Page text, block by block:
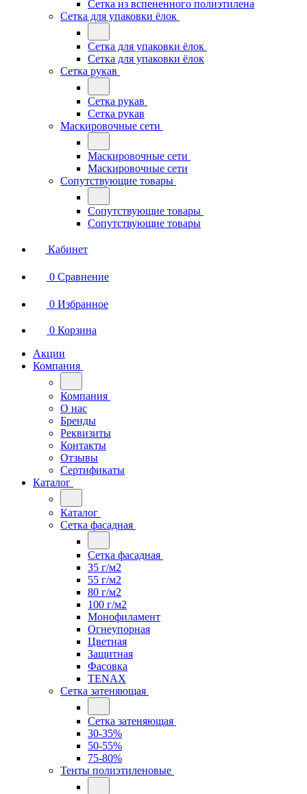
Сетка из вспененного полиэтилена
Сетка для упаковки ёлок
Сетка для упаковки ёлок
Сетка для упаковки ёлок
Сетка рукав
Сетка рукав
Сетка рукав
Маскировочные сети
Маскировочные сети
Маскировочные сети
Сопутствующие товары
Сопутствующие товары
Сопутствующие товары
Кабинет
0 Сравнение
0 Избранное
0 Корзина
Акции
Компания
Компания
О нас
Бренды
Реквизиты
Контакты
Отзывы
Сертификаты
Каталог
Каталог
Сетка фасадная
Сетка фасадная
35 г/м2
55 г/м2
80 г/м2
100 г/м2
Монофиламент
Огнеупорная
Цветная
Защитная
Фасовка
TENAX
Сетка затеняющая
Сетка затеняющая
30-35%
50-55%
75-80%
Тенты полиэтиленовые